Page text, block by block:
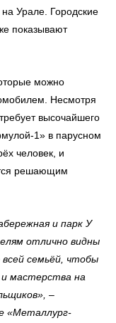
Урале. Городские
показывают
можно
Несмотря
высочайшего
в парусном
человек, и
решающим
и парк У
отлично видны
семьёй, чтобы
мастерства на
–
«Металлург-